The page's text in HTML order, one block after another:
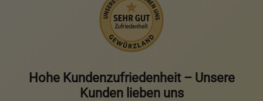
Hohe Kundenzufriedenheit – Unsere
Kunden lieben uns